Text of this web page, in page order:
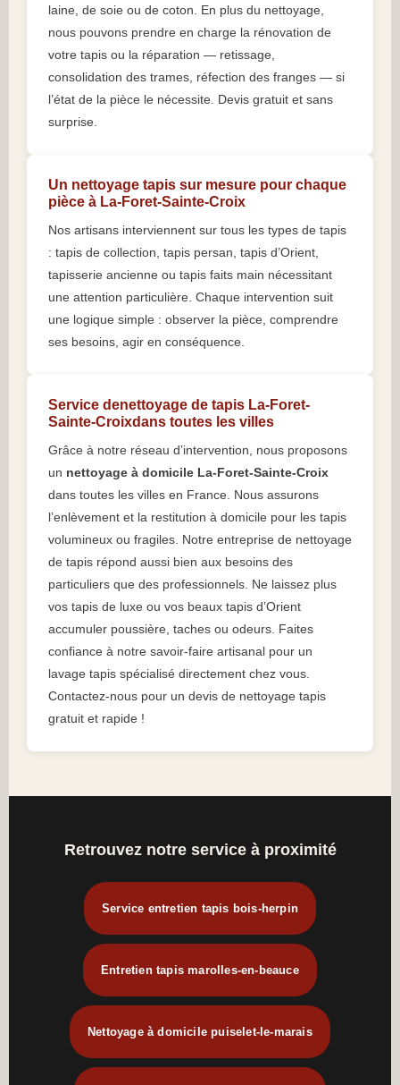
laine, de soie ou de coton. En plus du nettoyage,
nous pouvons prendre en charge la rénovation de
votre tapis ou la réparation — retissage,
consolidation des trames, réfection des franges — si
l’état de la pièce le nécessite. Devis gratuit et sans
surprise.
Un nettoyage tapis sur mesure pour chaque
pièce à La-Foret-Sainte-Croix
Nos artisans interviennent sur tous les types de tapis
: tapis de collection, tapis persan, tapis d’Orient,
tapisserie ancienne ou tapis faits main nécessitant
une attention particulière. Chaque intervention suit
une logique simple : observer la pièce, comprendre
ses besoins, agir en conséquence.
Service denettoyage de tapis La-Foret-
Sainte-Croixdans toutes les villes
Grâce à notre réseau d’intervention, nous proposons
un nettoyage à domicile La-Foret-Sainte-Croix
dans toutes les villes en France. Nous assurons
l’enlèvement et la restitution à domicile pour les tapis
volumineux ou fragiles. Notre entreprise de nettoyage
de tapis répond aussi bien aux besoins des
particuliers que des professionnels. Ne laissez plus
vos tapis de luxe ou vos beaux tapis d’Orient
accumuler poussière, taches ou odeurs. Faites
confiance à notre savoir-faire artisanal pour un
lavage tapis spécialisé directement chez vous.
Contactez-nous pour un devis de nettoyage tapis
gratuit et rapide !
Retrouvez notre service à proximité
Service entretien tapis bois-herpin
Entretien tapis marolles-en-beauce
Nettoyage à domicile puiselet-le-marais